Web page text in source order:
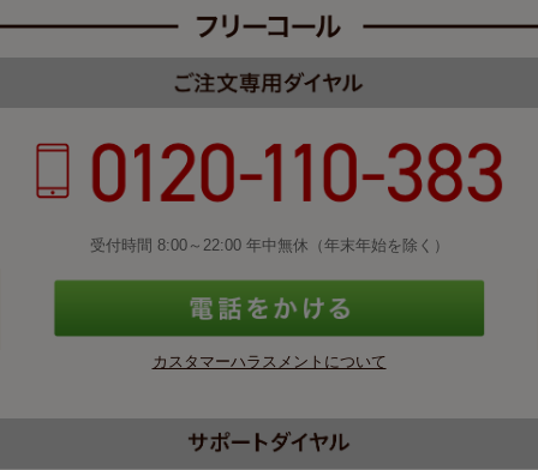
受付時間 8:00～22:00 年中無休（年末年始を除く）
カスタマーハラスメントについて